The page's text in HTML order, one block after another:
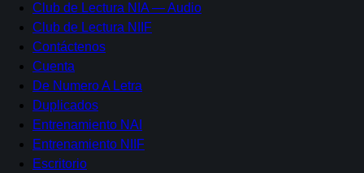
Club de Lectura NIA — Audio
Club de Lectura NIIF
Contáctenos
Cuenta
De Numero A Letra
Duplicados
Entrenamiento NAI
Entrenamiento NIIF
Escritorio